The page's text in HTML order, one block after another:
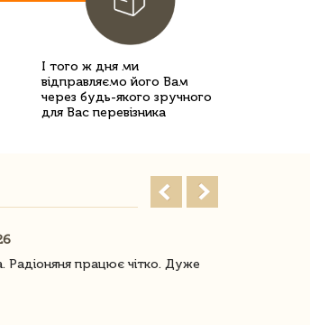
І того ж дня ми
відправляємо його Вам
через будь-якого зручного
для Вас перевізника
Радіоняня працює чітко. Дуже